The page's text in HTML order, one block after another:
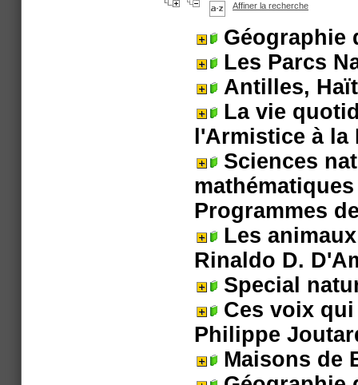
Affiner la recherche
Géographie
Les Parcs
Antilles,
La vie
l'Armistice à
Sciences
Programmes
Les
Rinaldo D.
Special
Ces voix
Philippe
Maisons de